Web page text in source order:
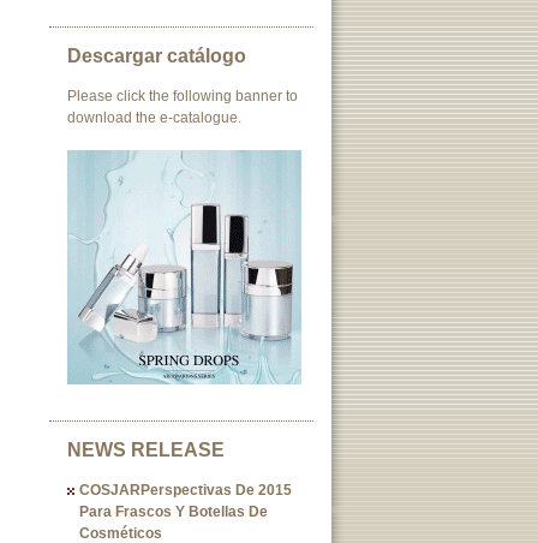
Descargar catálogo
Please click the following banner to
download the e-catalogue.
NEWS RELEASE
COSJARPerspectivas De 2015
Para Frascos Y Botellas De
Cosméticos